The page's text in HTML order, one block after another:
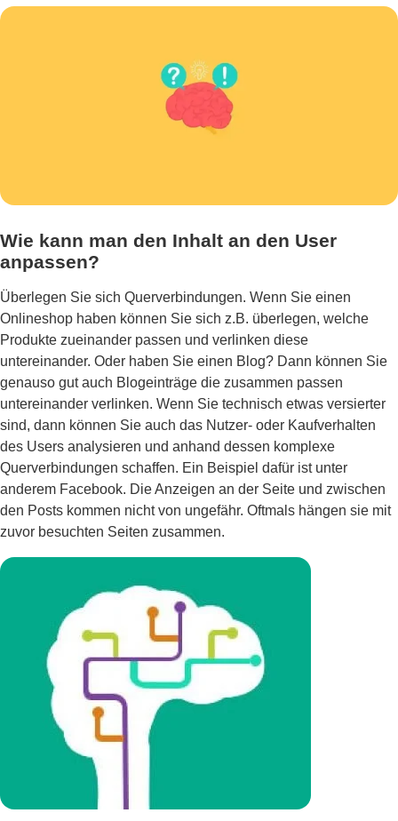
Wie kann man den Inhalt an den User
anpassen?
Überlegen Sie sich Querverbindungen. Wenn Sie einen
Onlineshop haben können Sie sich z.B. überlegen, welche
Produkte zueinander passen und verlinken diese
untereinander. Oder haben Sie einen Blog? Dann können Sie
genauso gut auch Blogeinträge die zusammen passen
untereinander verlinken. Wenn Sie technisch etwas versierter
sind, dann können Sie auch das Nutzer- oder Kaufverhalten
des Users analysieren und anhand dessen komplexe
Querverbindungen schaffen. Ein Beispiel dafür ist unter
anderem Facebook. Die Anzeigen an der Seite und zwischen
den Posts kommen nicht von ungefähr. Oftmals hängen sie mit
zuvor besuchten Seiten zusammen.